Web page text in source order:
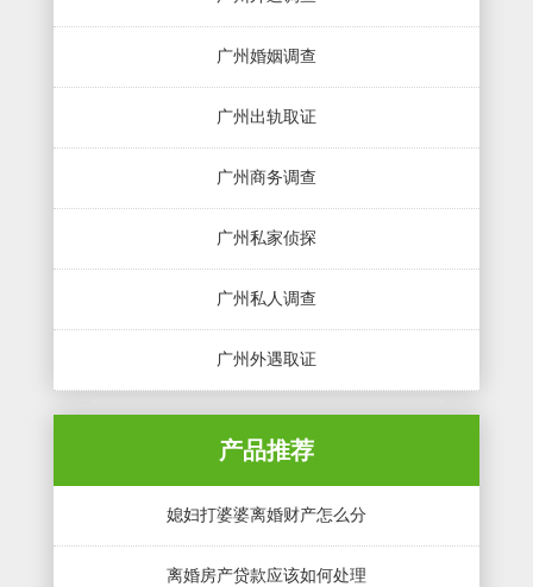
广州婚姻调查
广州出轨取证
广州商务调查
广州私家侦探
广州私人调查
广州外遇取证
产品推荐
媳妇打婆婆离婚财产怎么分
离婚房产贷款应该如何处理